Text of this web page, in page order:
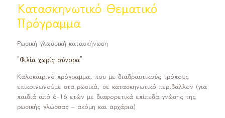
Κατασκηνωτικό Θεματικό
Πρόγραμμα
Ρωσική γλωσσική κατασκήνωση
“Φιλία χωρίς σύνορα”
Καλοκαιρινό πρόγραμμα, που με διαδραστικούς τρόπους
επικοινωνούμε στα ρωσικά, σε κατασκηνωτικό περιβάλλον (για
παιδιά από 6-16 ετών με διαφορετικά επίπεδα γνώσης της
ρωσικής γλώσσας – ακόμη και αρχάρια)